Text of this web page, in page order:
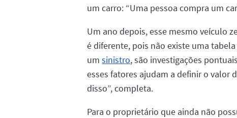
um carro: “Uma pessoa compra um
Um ano depois, esse mesmo veículo
é diferente, pois não existe uma
umsinistro, são investigações
esses fatores ajudam a definir o valor
disso”, completa.
Para o proprietário que ainda não